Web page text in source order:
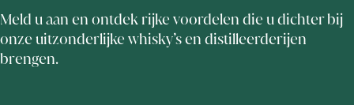
Meld u aan en ontdek rijke voordelen die u dichter bij
onze uitzonderlijke whisky’s en distilleerderijen
brengen.